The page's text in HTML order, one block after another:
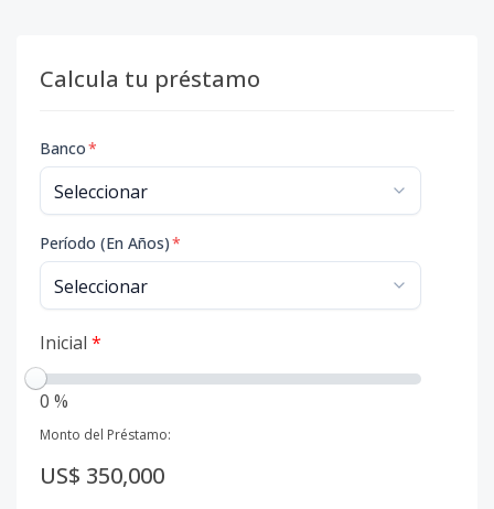
Calcula tu préstamo
Banco*
Período (En Años)*
Inicial *
0 %
Monto del Préstamo:
US$ 350,000